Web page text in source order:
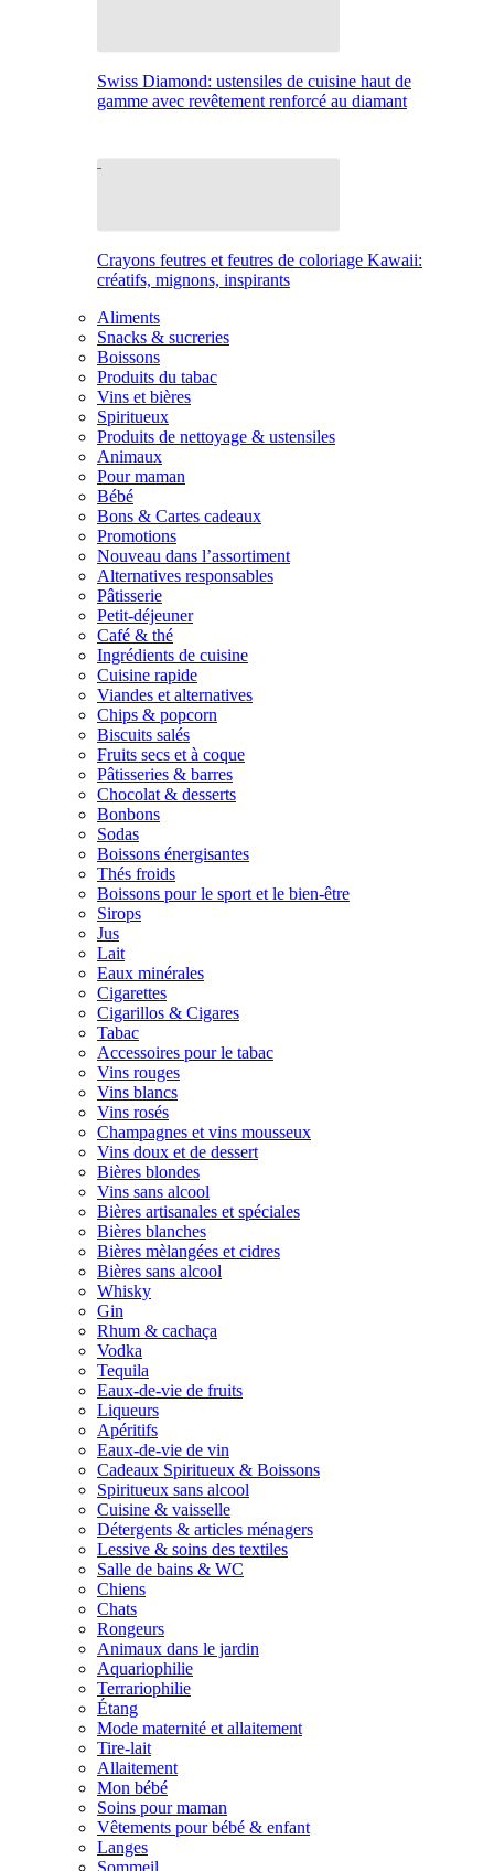
Swiss Diamond: ustensiles de cuisine haut de
gamme avec revêtement renforcé au diamant
Crayons feutres et feutres de coloriage Kawaii:
créatifs, mignons, inspirants
Aliments
Snacks & sucreries
Boissons
Produits du tabac
Vins et bières
Spiritueux
Produits de nettoyage & ustensiles
Animaux
Pour maman
Bébé
Bons & Cartes cadeaux
Promotions
Nouveau dans l’assortiment
Alternatives responsables
Pâtisserie
Petit-déjeuner
Café & thé
Ingrédients de cuisine
Cuisine rapide
Viandes et alternatives
Chips & popcorn
Biscuits salés
Fruits secs et à coque
Pâtisseries & barres
Chocolat & desserts
Bonbons
Sodas
Boissons énergisantes
Thés froids
Boissons pour le sport et le bien-être
Sirops
Jus
Lait
Eaux minérales
Cigarettes
Cigarillos & Cigares
Tabac
Accessoires pour le tabac
Vins rouges
Vins blancs
Vins rosés
Champagnes et vins mousseux
Vins doux et de dessert
Bières blondes
Vins sans alcool
Bières artisanales et spéciales
Bières blanches
Bières mèlangées et cidres
Bières sans alcool
Whisky
Gin
Rhum & cachaça
Vodka
Tequila
Eaux-de-vie de fruits
Liqueurs
Apéritifs
Eaux-de-vie de vin
Cadeaux Spiritueux & Boissons
Spiritueux sans alcool
Cuisine & vaisselle
Détergents & articles ménagers
Lessive & soins des textiles
Salle de bains & WC
Chiens
Chats
Rongeurs
Animaux dans le jardin
Aquariophilie
Terrariophilie
Étang
Mode maternité et allaitement
Tire-lait
Allaitement
Mon bébé
Soins pour maman
Vêtements pour bébé & enfant
Langes
Sommeil